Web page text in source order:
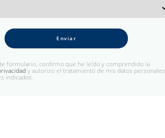
Enviar
formulario, confirmo que he leído y comprendido la
y autorizo el tratamiento de mis datos personales
indicados.